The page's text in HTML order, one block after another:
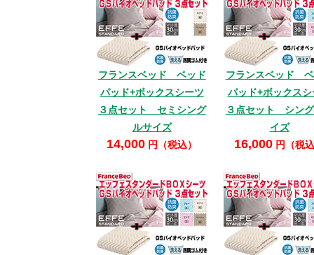
フランスベッド ベッド
パッド+ボックスシーツ
３点セット セミシング
ルサイズ
14,000 円（税込）
フランスベッド
パッド+ボックスシ
３点セット シン
イズ
16,000 円（税